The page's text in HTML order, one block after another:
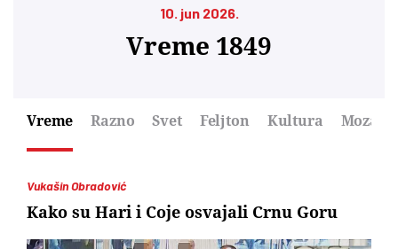
10. jun 2026.
Vreme 1849
Vreme Razno Svet Feljton Kultura Mozaik
Vukašin Obradović
Kako su Hari i Coje osvajali Crnu Goru